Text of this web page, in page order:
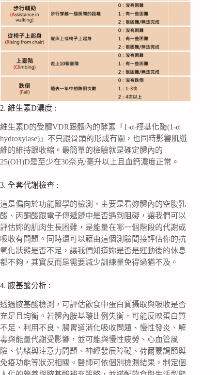
2. 維生素D濃度 :
維生素D的受體VDR跟體內的酵素「1-α-羥基化酶(1-α
hydroxylase)」不只跟骨頭的形成有關，也同時影響肌纖
維的維持跟收縮。最簡單的檢驗就是確定體內的
25(OH)D是至少在30奈克/毫升以上且血鈣濃度正常。
3. 全套代謝檢查 :
這是偏向於功能醫學的檢測，主要是看妳體內的空腹乳
酸、丙酮酸跟電子傳遞鏈中是否遇到阻礙，讓我們可以
評估妳的肌肉生長困難，是能量在哪一個階段的代謝或
吸收有問題。同時還可以藉由這個測驗間接評估你的抗
氧化狀態是否不足，讓我們知道妳是否是運動後的休息
都不夠，其實反而是需要減少訓練量免得過猶不及。
4. 胺基酸分析 :
透過胺基酸檢測，可評估飲食中蛋白質攝取與吸收是否
充足且均衡。若體內胺基酸比例失衡，可能反映蛋白質
不足、利用不良、腸胃道消化吸收問題、慢性發炎、解
毒與能量代謝受影響，並可能與慢性疲勞、心血管風
險、情緒與注意力問題、神經發展障礙、荷爾蒙調節與
免疫功能等狀況相關。醫師可依個別檢測結果，制定個